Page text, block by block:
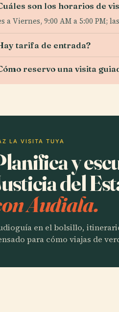
son los horarios de
a Viernes, 9:00 AM a 5:00 PM;
tarifa de entrada?
reservo una visita
LA VISITA TUYA
y
del
Audiala.
en el bolsillo,
para cómo viajas de